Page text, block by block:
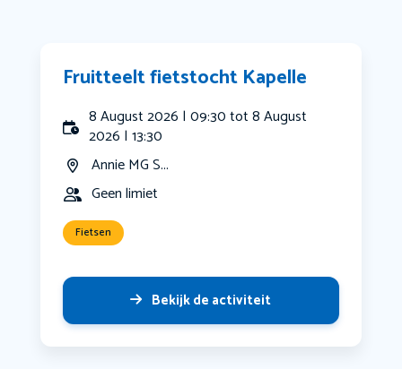
Fruitteelt fietstocht Kapelle
8 August 2026 | 09:30 tot 8 August
2026 | 13:30
Annie MG S...
Geen limiet
Fietsen
Bekijk de activiteit